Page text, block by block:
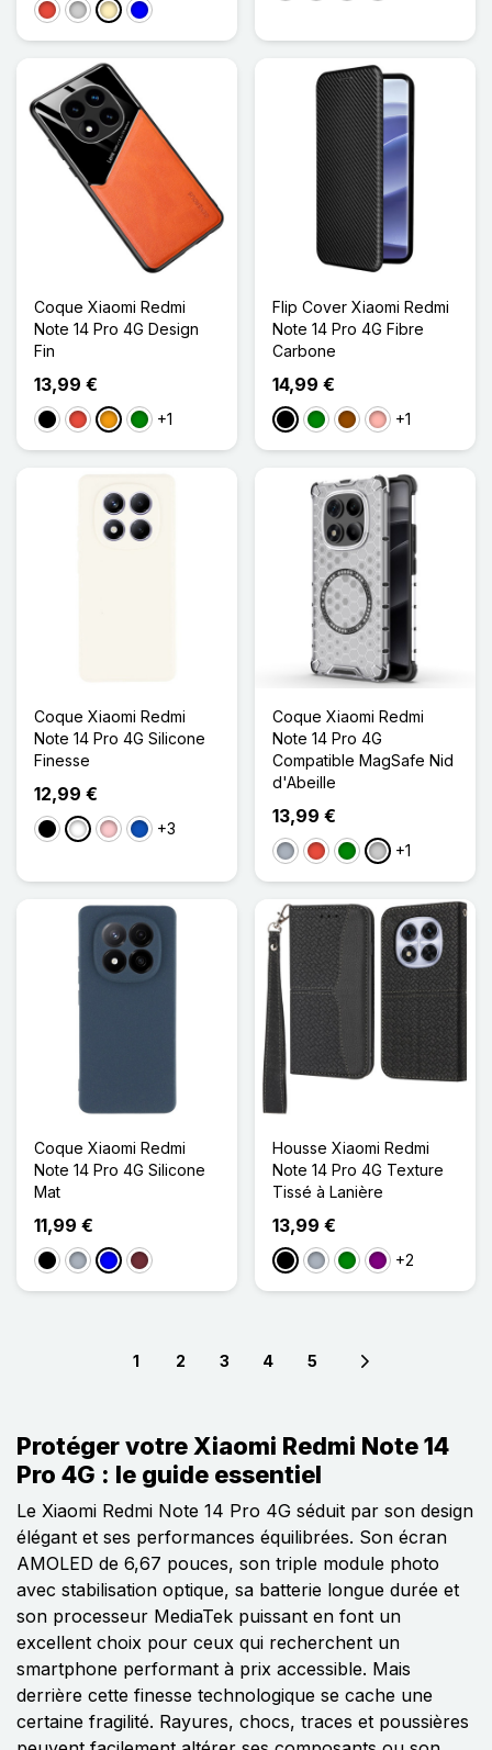
RougeArgenté
DoréBleu
Coque Xiaomi Redmi
Note 14 Pro 4G Design
Fin
13,99 €
NoirRougeOrange
Vert+1
Flip Cover Xiaomi Redmi
Note 14 Pro 4G Fibre
Carbone
14,99 €
NoirVertMarronOr Rose
+1
Coque Xiaomi Redmi
Note 14 Pro 4G Silicone
Finesse
12,99 €
NoirBlancRoseSaphir
+3
Coque Xiaomi Redmi
Note 14 Pro 4G
Compatible MagSafe Nid
d'Abeille
13,99 €
Gris RougeVertTransparent
+1
Coque Xiaomi Redmi
Note 14 Pro 4G Silicone
Mat
11,99 €
NoirGris BleuRouge Vin
Housse Xiaomi Redmi
Note 14 Pro 4G Texture
Tissé à Lanière
13,99 €
NoirGris VertViolet
+2
1 2 3 4 5
Protéger votre Xiaomi Redmi Note 14
Pro 4G : le guide essentiel
Le Xiaomi Redmi Note 14 Pro 4G séduit par son design
élégant et ses performances équilibrées. Son écran
AMOLED de 6,67 pouces, son triple module photo
avec stabilisation optique, sa batterie longue durée et
son processeur MediaTek puissant en font un
excellent choix pour ceux qui recherchent un
smartphone performant à prix accessible. Mais
derrière cette finesse technologique se cache une
certaine fragilité. Rayures, chocs, traces et poussières